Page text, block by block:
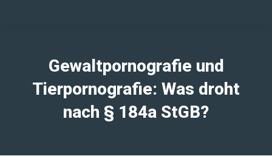
Gewaltpornografie und
Tierpornografie: Was droht
nach § 184a StGB?